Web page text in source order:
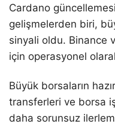
Cardano
gelişmelerden biri,
sinyali oldu. Binance
için operasyonel
Büyük borsaların
transferleri ve borsa
daha sorunsuz